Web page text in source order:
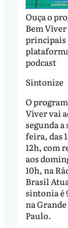
Ouça o
Bem Viver
principais
podcast
Sintonize
O
Viver vai
segunda a
feira, das
12h, com
aos
10h, na
Brasil
sintonia é
na Grande
Paulo.